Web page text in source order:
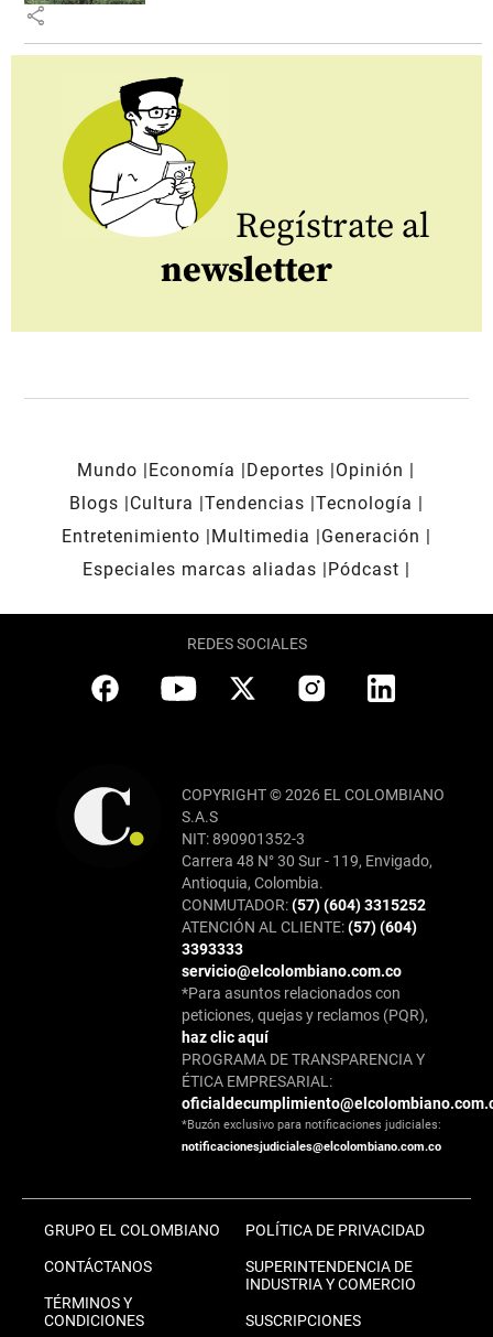
share
Regístrate al
newsletter
Mundo Economía Deportes
Opinión
Blogs
Cultura Tendencias Tecnología
Entretenimiento
Multimedia
Generación
Especiales marcas aliadas
Pódcast
REDES SOCIALES
COPYRIGHT © 2026 EL COLOMBIANO
S.A.S
NIT: 890901352-3
Carrera 48 N° 30 Sur - 119, Envigado,
Antioquia, Colombia.
CONMUTADOR:(57) (604) 3315252
ATENCIÓN AL CLIENTE:(57) (604)
3393333
servicio@elcolombiano.com.co
*Para asuntos relacionados con
peticiones, quejas y reclamos (PQR),
haz clic aquí
PROGRAMA DE TRANSPARENCIA Y
ÉTICA EMPRESARIAL:
*Buzón exclusivo para notificaciones judiciales:
notificacionesjudiciales@elcolombiano.com.co
GRUPO EL COLOMBIANO
CONTÁCTANOS
TÉRMINOS Y
CONDICIONES
POLÍTICA DE PRIVACIDAD
SUPERINTENDENCIA DE
INDUSTRIA Y COMERCIO
SUSCRIPCIONES